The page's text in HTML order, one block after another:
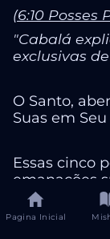
(6:10 Posses
"Cabalá
exclusivas
O Santo,
Suas em
Essas cinco
emanações
Abraham -
- tiferet ; Céu
Pagina Inicial